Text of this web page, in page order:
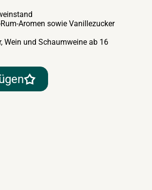
Aromen sowie Vanillezucker
Wein und Schaumweine ab 16